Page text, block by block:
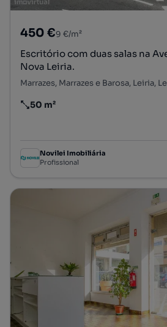
450 €9 €/m²
Escritório com duas salas na
Nova Leiria.
Marrazes, Marrazes e Barosa, Leiria,
Preço por metro quadrado
50 m²
Novilei Imobiliária
Profissional